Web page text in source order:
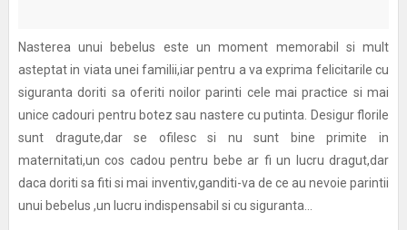
Nasterea unui bebelus este un moment memorabil si mult
asteptat in viata unei familii,iar pentru a va exprima felicitarile cu
siguranta doriti sa oferiti noilor parinti cele mai practice si mai
unice cadouri pentru botez sau nastere cu putinta. Desigur florile
sunt dragute,dar se ofilesc si nu sunt bine primite in
maternitati,un cos cadou pentru bebe ar fi un lucru dragut,dar
daca doriti sa fiti si mai inventiv,ganditi-va de ce au nevoie parintii
unui bebelus ,un lucru indispensabil si cu siguranta...